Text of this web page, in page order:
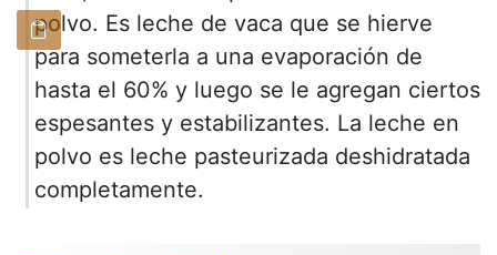
polvo. Es leche de vaca que se hierve
para someterla a una evaporación de
hasta el 60% y luego se le agregan ciertos
espesantes y estabilizantes. La leche en
polvo es leche pasteurizada deshidratada
completamente.